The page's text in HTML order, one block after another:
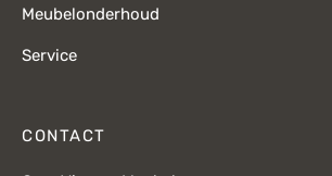
Meubelonderhoud
Service
CONTACT